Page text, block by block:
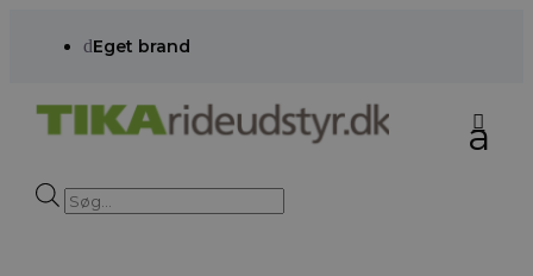
dEget brand
Products
search